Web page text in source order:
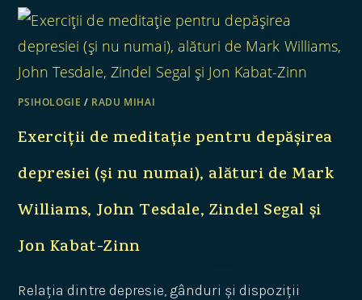
PSIHOLOGIE / RADU MIHAI
Exerciții de meditație pentru depășirea
depresiei (și nu numai), alături de Mark
Williams, John Tesdale, Zindel Segal și
Jon Kabat-Zinn
Relația dintre depresie, gânduri și dispoziții